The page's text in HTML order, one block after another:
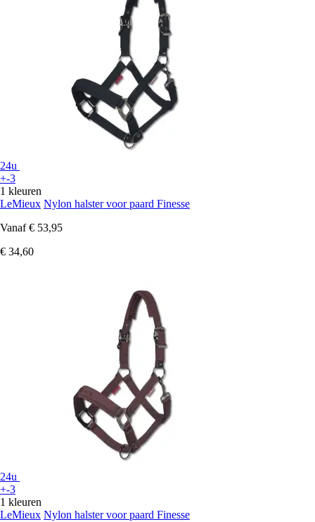
24u
+-3
1 kleuren
LeMieux Nylon halster voor paard Finesse
Vanaf € 53,95
€ 34,60
24u
+-3
1 kleuren
LeMieux Nylon halster voor paard Finesse